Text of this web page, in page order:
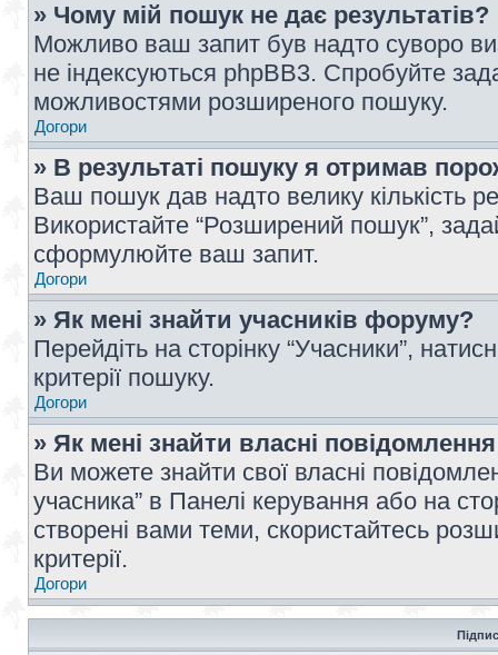
» Чому мій пошук не дає результатів?
Можливо ваш запит був надто суворо
не індексуються phpBB3. Спробуйте
можливостями розширеного пошуку.
Догори
» В результаті пошуку я отримав
Ваш пошук дав надто велику кількість
Використайте “Розширений пошук”,
сформулюйте ваш запит.
Догори
» Як мені знайти учасників форуму?
Перейдіть на сторінку “Учасники”,
критерії пошуку.
Догори
» Як мені знайти власні
Ви можете знайти свої власні
учасника” в Панелі керування або на
створені вами теми, скористайтесь
критерії.
Догори